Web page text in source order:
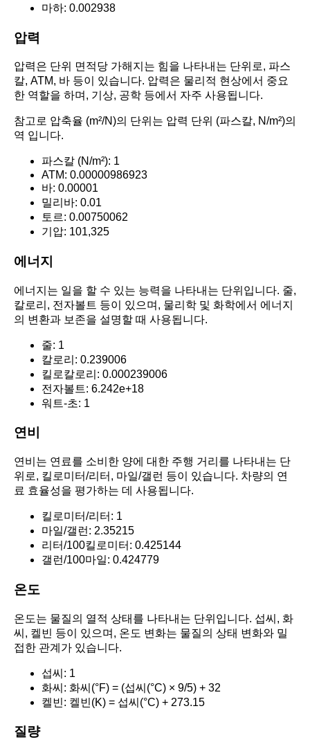
마하: 0.002938
압력
압력은 단위 면적당 가해지는 힘을 나타내는 단위로, 파스
칼, ATM, 바 등이 있습니다. 압력은 물리적 현상에서 중요
한 역할을 하며, 기상, 공학 등에서 자주 사용됩니다.
참고로 압축율 (m²/N)의 단위는 압력 단위 (파스칼, N/m²)의
역 입니다.
파스칼 (N/m²): 1
ATM: 0.00000986923
바: 0.00001
밀리바: 0.01
토르: 0.00750062
기압: 101,325
에너지
에너지는 일을 할 수 있는 능력을 나타내는 단위입니다. 줄,
칼로리, 전자볼트 등이 있으며, 물리학 및 화학에서 에너지
의 변환과 보존을 설명할 때 사용됩니다.
줄: 1
칼로리: 0.239006
킬로칼로리: 0.000239006
전자볼트: 6.242e+18
워트-초: 1
연비
연비는 연료를 소비한 양에 대한 주행 거리를 나타내는 단
위로, 킬로미터/리터, 마일/갤런 등이 있습니다. 차량의 연
료 효율성을 평가하는 데 사용됩니다.
킬로미터/리터: 1
마일/갤런: 2.35215
리터/100킬로미터: 0.425144
갤런/100마일: 0.424779
온도
온도는 물질의 열적 상태를 나타내는 단위입니다. 섭씨, 화
씨, 켈빈 등이 있으며, 온도 변화는 물질의 상태 변화와 밀
접한 관계가 있습니다.
섭씨: 1
화씨: 화씨(°F) = (섭씨(°C) × 9/5) + 32
켈빈: 켈빈(K) = 섭씨(°C) + 273.15
질량